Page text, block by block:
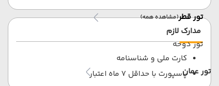
تور قطر(مشاهده همه)
تور دوحه
تور عمان
مدارک لازم
کارت ملی و شناسنامه
پاسپورت با حداقل 7 ماه اعتبار